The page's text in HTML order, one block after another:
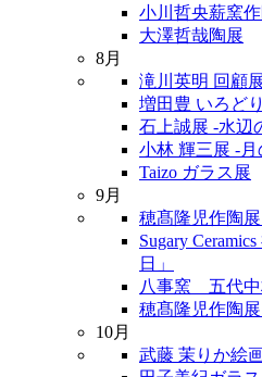
小川哲央薪窯
大澤哲哉陶展
8月
滝川英明 回顧
増田豊 いろど
石上誠展 -水辺
小林 輝三展 -月
Taizo ガラス展
9月
穂髙隆児作陶
Sugary
日」
八事窯 五代中
穂髙隆児作陶
10月
武藤 茉りか絵